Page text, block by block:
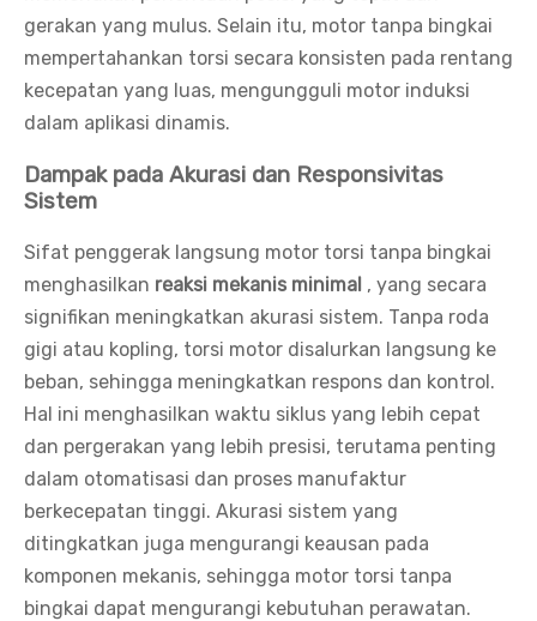
gerakan yang mulus. Selain itu, motor tanpa bingkai
mempertahankan torsi secara konsisten pada rentang
kecepatan yang luas, mengungguli motor induksi
dalam aplikasi dinamis.
Dampak pada Akurasi dan Responsivitas
Sistem
Sifat penggerak langsung motor torsi tanpa bingkai
menghasilkan reaksi mekanis minimal , yang secara
signifikan meningkatkan akurasi sistem. Tanpa roda
gigi atau kopling, torsi motor disalurkan langsung ke
beban, sehingga meningkatkan respons dan kontrol.
Hal ini menghasilkan waktu siklus yang lebih cepat
dan pergerakan yang lebih presisi, terutama penting
dalam otomatisasi dan proses manufaktur
berkecepatan tinggi. Akurasi sistem yang
ditingkatkan juga mengurangi keausan pada
komponen mekanis, sehingga motor torsi tanpa
bingkai dapat mengurangi kebutuhan perawatan.